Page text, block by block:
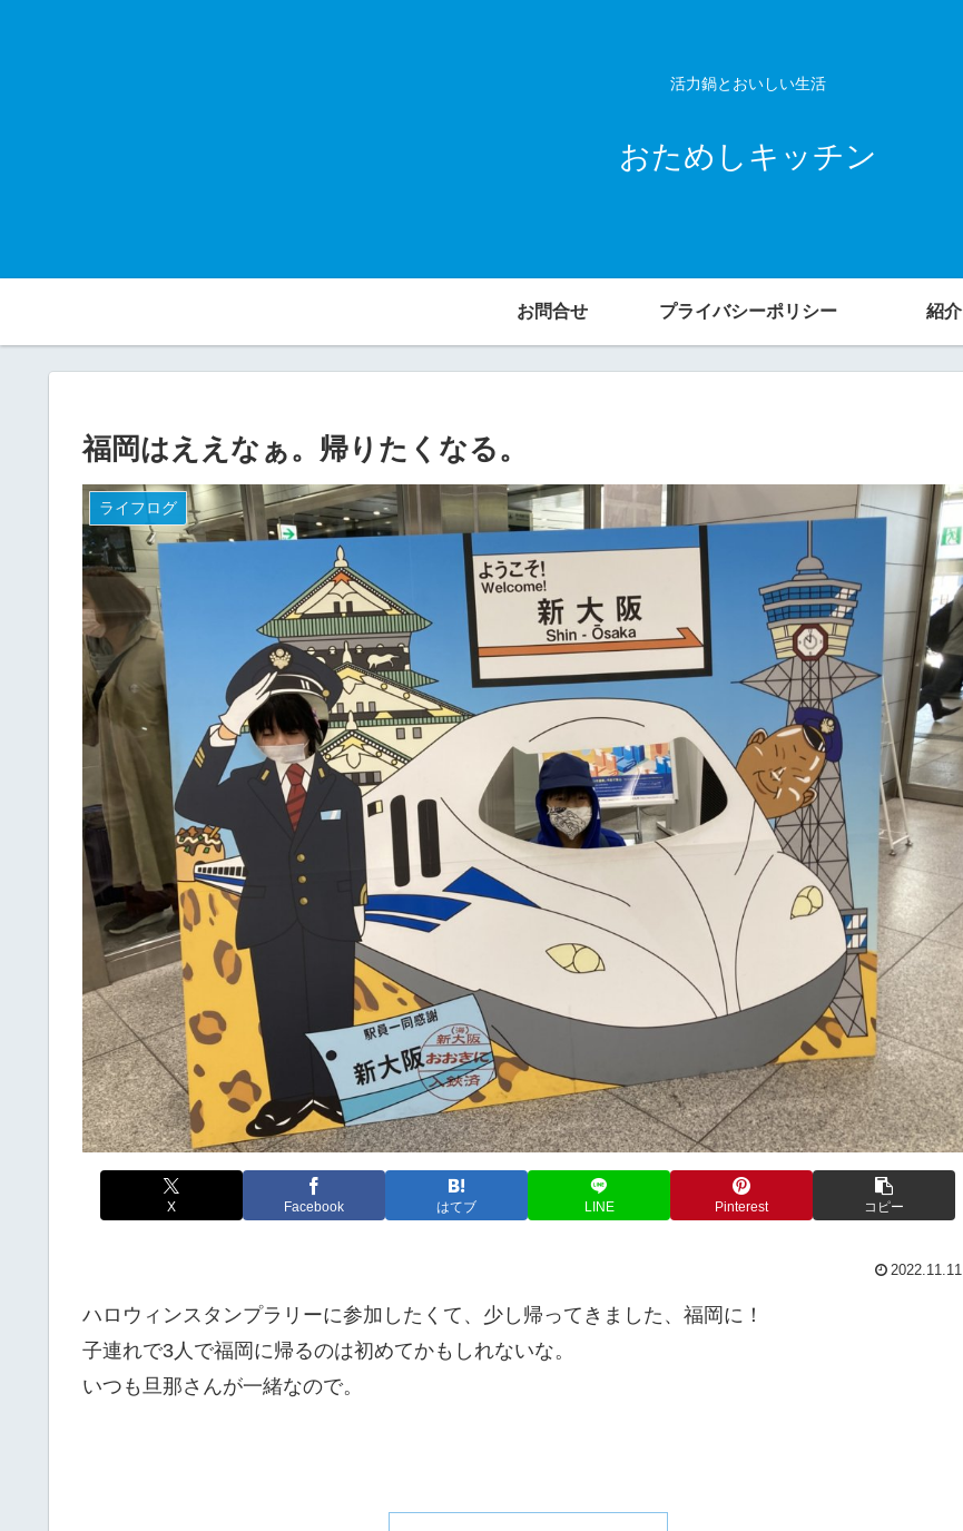
活力鍋とおいしい生活
おためしキッチン
お問合せ プライバシーポリシー 紹介
福岡はええなぁ。帰りたくなる。
ライフログ
X Facebook はてブ LINE Pinterest コピー
2022.11.11
ハロウィンスタンプラリーに参加したくて、少し帰ってきました、福岡に！
子連れで3人で福岡に帰るのは初めてかもしれないな。
いつも旦那さんが一緒なので。